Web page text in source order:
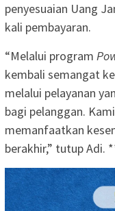
penyesuaian Uang
kali pembayaran.
“Melalui program
kembali semangat
melalui pelayanan
bagi pelanggan.
memanfaatkan
berakhir,” tutup Adi.